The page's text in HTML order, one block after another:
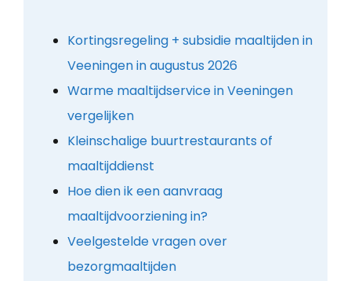
Kortingsregeling + subsidie maaltijden in
Veeningen in augustus 2026
Warme maaltijdservice in Veeningen
vergelijken
Kleinschalige buurtrestaurants of
maaltijddienst
Hoe dien ik een aanvraag
maaltijdvoorziening in?
Veelgestelde vragen over
bezorgmaaltijden